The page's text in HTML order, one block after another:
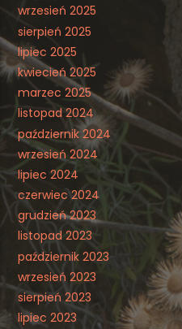
wrzesień 2025
sierpień 2025
lipiec 2025
kwiecień 2025
marzec 2025
listopad 2024
październik 2024
wrzesień 2024
lipiec 2024
czerwiec 2024
grudzień 2023
listopad 2023
październik 2023
wrzesień 2023
sierpień 2023
lipiec 2023